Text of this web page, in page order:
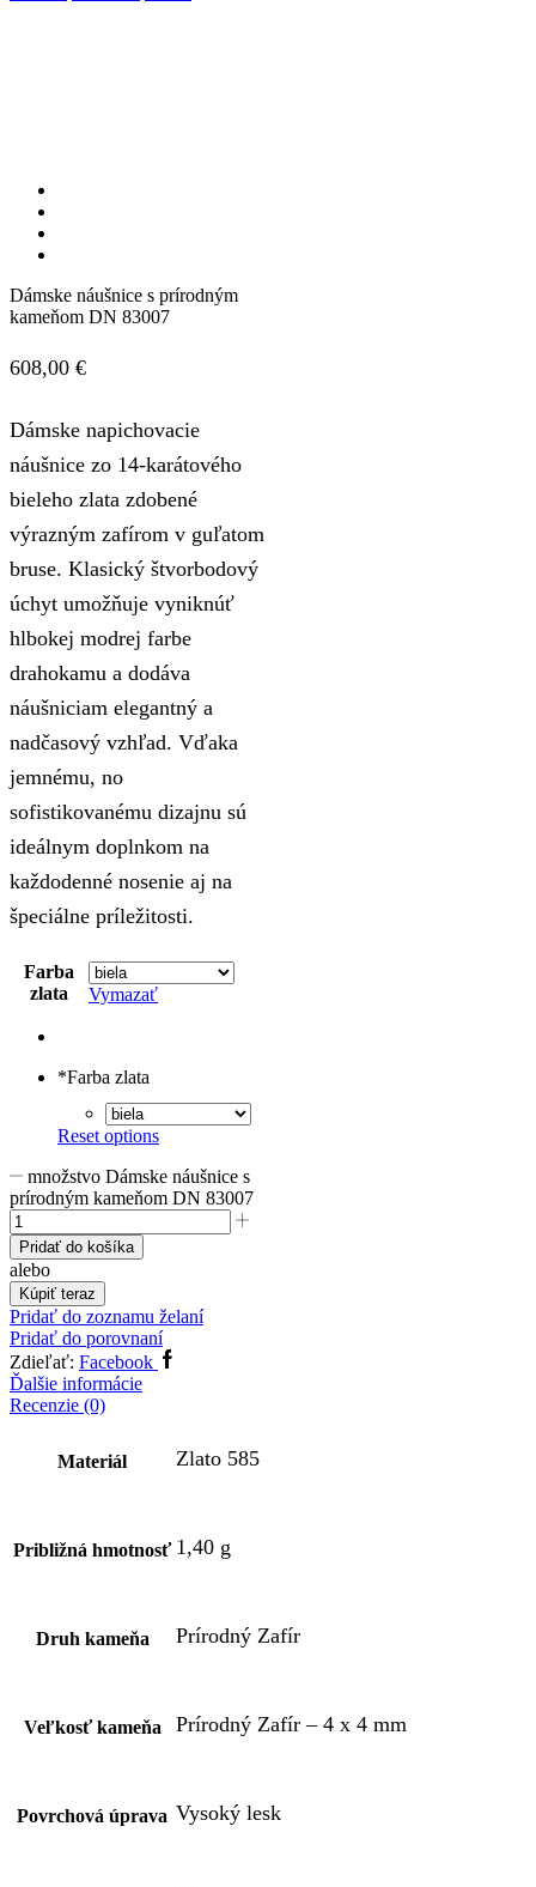
Dámske náušnice s prírodným
kameňom DN 83007
608,00 €
Dámske napichovacie
náušnice zo 14-karátového
bieleho zlata zdobené
výrazným zafírom v guľatom
bruse. Klasický štvorbodový
úchyt umožňuje vyniknúť
hlbokej modrej farbe
drahokamu a dodáva
náušniciam elegantný a
nadčasový vzhľad. Vďaka
jemnému, no
sofistikovanému dizajnu sú
ideálnym doplnkom na
každodenné nosenie aj na
špeciálne príležitosti.
Farba
zlata
Vymazať
*Farba zlata
Reset options
množstvo Dámske náušnice s
prírodným kameňom DN 83007
Pridať do košíka
alebo
Kúpiť teraz
Pridať do zoznamu želaní
Pridať do porovnaní
Zdieľať: Facebook
Ďalšie informácie
Recenzie (0)
Materiál Zlato 585
Približná hmotnosť 1,40 g
Druh kameňa Prírodný Zafír
Veľkosť kameňa Prírodný Zafír – 4 x 4 mm
Povrchová úprava Vysoký lesk